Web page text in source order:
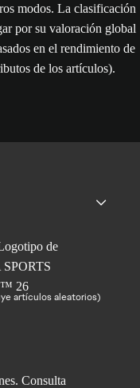
modos. La clasificación
por su valoración global
en el rendimiento de
de los artículos).
artículos aleatorios)
Consulta